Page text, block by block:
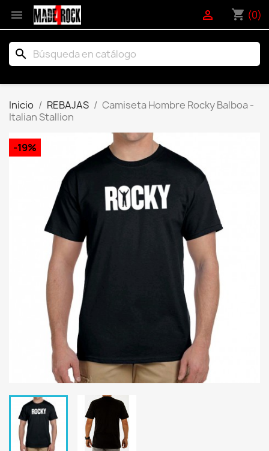
 shopping_cart (0)

search
Inicio REBAJAS
Camiseta Hombre Rocky Balboa -
Italian Stallion
-19%